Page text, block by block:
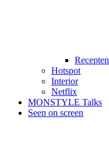
Recepten
Hotspot
Interior
Netflix
MONSTYLE Talks
Seen on screen